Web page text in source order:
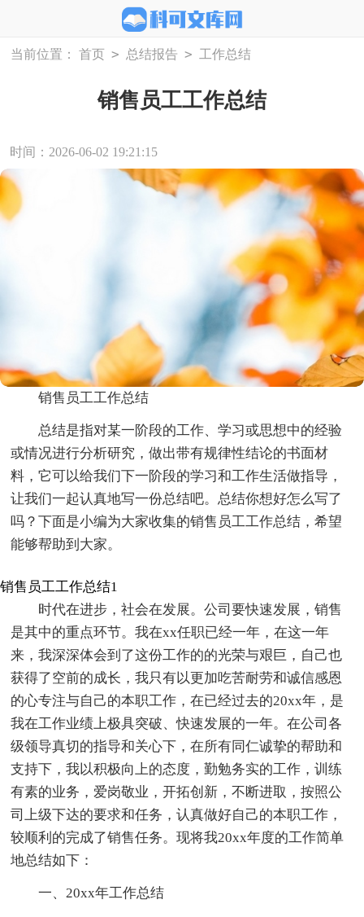
当前位置： 首页 > 总结报告 > 工作总结
销售员工工作总结
时间：2026-06-02 19:21:15
销售员工工作总结
总结是指对某一阶段的工作、学习或思想中的经验
或情况进行分析研究，做出带有规律性结论的书面材
料，它可以给我们下一阶段的学习和工作生活做指导，
让我们一起认真地写一份总结吧。总结你想好怎么写了
吗？下面是小编为大家收集的销售员工工作总结，希望
能够帮助到大家。
销售员工工作总结1
时代在进步，社会在发展。公司要快速发展，销售
是其中的重点环节。我在xx任职已经一年，在这一年
来，我深深体会到了这份工作的的光荣与艰巨，自己也
获得了空前的成长，我只有以更加吃苦耐劳和诚信感恩
的心专注与自己的本职工作，在已经过去的20xx年，是
我在工作业绩上极具突破、快速发展的一年。在公司各
级领导真切的指导和关心下，在所有同仁诚挚的帮助和
支持下，我以积极向上的态度，勤勉务实的工作，训练
有素的业务，爱岗敬业，开拓创新，不断进取，按照公
司上级下达的要求和任务，认真做好自己的本职工作，
较顺利的完成了销售任务。现将我20xx年度的工作简单
地总结如下：
一、20xx年工作总结